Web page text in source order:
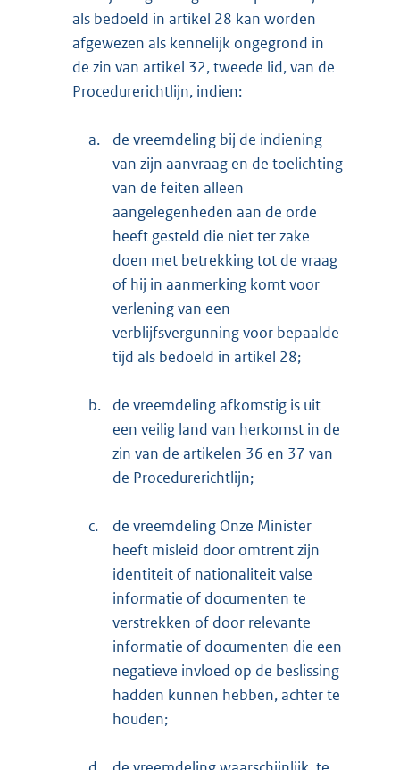
als bedoeld in artikel 28 kan worden
afgewezen als kennelijk ongegrond in
de zin van artikel 32, tweede lid, van de
Procedurerichtlijn, indien:
a.
de vreemdeling bij de indiening
van zijn aanvraag en de toelichting
van de feiten alleen
aangelegenheden aan de orde
heeft gesteld die niet ter zake
doen met betrekking tot de vraag
of hij in aanmerking komt voor
verlening van een
verblijfsvergunning voor bepaalde
tijd als bedoeld in artikel 28;
b.
de vreemdeling afkomstig is uit
een veilig land van herkomst in de
zin van de artikelen 36 en 37 van
de Procedurerichtlijn;
c.
de vreemdeling Onze Minister
heeft misleid door omtrent zijn
identiteit of nationaliteit valse
informatie of documenten te
verstrekken of door relevante
informatie of documenten die een
negatieve invloed op de beslissing
hadden kunnen hebben, achter te
houden;